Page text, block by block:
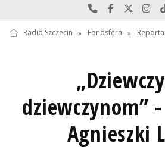
Najlepiej po
Odwiedź
Radio Szczecin » Fonosfera »
dziewczynom”
Agnieszki